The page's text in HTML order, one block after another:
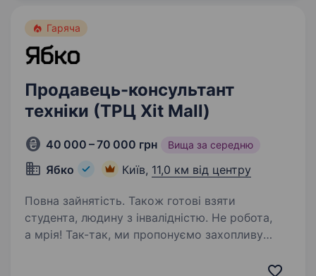
стабільна заробітна…
Гаряча
Продавець-консультант
техніки (ТРЦ Xit Mall)
40 000 – 70 000 грн Вища за середню
Ябко Київ, 11,0 км від центру
Повна зайнятість. Також готові взяти
студента, людину з інвалідністю. Не робота,
а мрія! Так-так, ми пропонуємо захопливу
з Ябко. Якщо ти цікавишся технікою, любиш